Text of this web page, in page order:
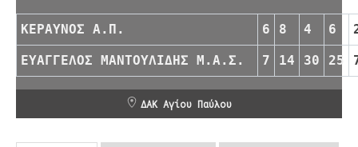
ΚΕΡΑΥΝΟΣ Α.Π. 6 8 4 6
ΕΥΑΓΓΕΛΟΣ ΜΑΝΤΟΥΛΙΔΗΣ Μ.Α.Σ. 7 14 30 25
ΔΑΚ Αγίου Παύλου